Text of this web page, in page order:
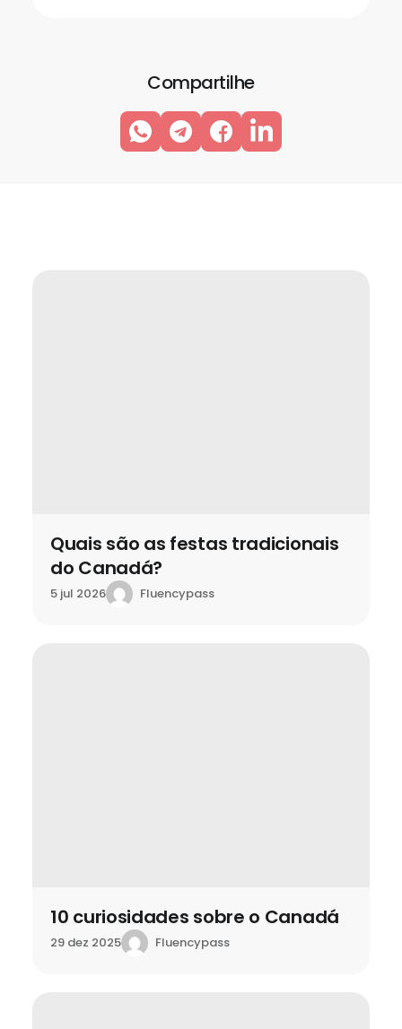
Compartilhe
Quais são as festas tradicionais
do Canadá?
5 jul 2026 Fluencypass
10 curiosidades sobre o Canadá
29 dez 2025 Fluencypass